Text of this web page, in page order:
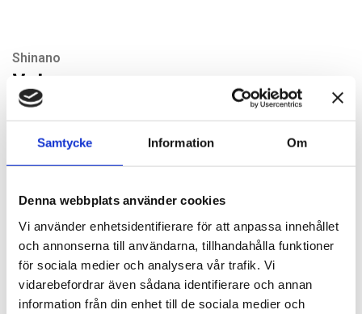
Samtycke Information Om
Denna webbplats använder cookies
Vi använder enhetsidentifierare för att anpassa innehållet
och annonserna till användarna, tillhandahålla funktioner
för sociala medier och analysera vår trafik. Vi
vidarebefordrar även sådana identifierare och annan
information från din enhet till de sociala medier och
Shinano
Valve
34,20 kr
st Lägg i varukorgen
Tillfälligt slut.